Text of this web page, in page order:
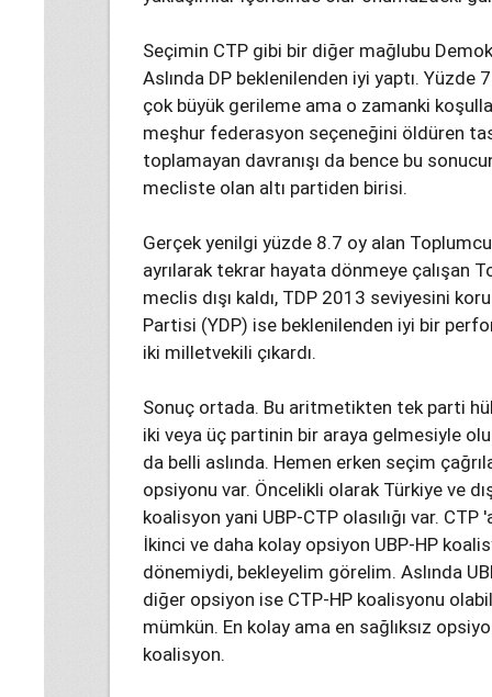
Seçimin CTP gibi bir diğer mağlubu
Aslında DP beklenilenden iyi yaptı.
çok büyük gerileme ama o zamanki
meşhur federasyon seçeneğini öldüren
toplamayan davranışı da bence bu
mecliste olan altı partiden birisi.
Gerçek yenilgi yüzde 8.7 oy alan
ayrılarak tekrar hayata dönmeye çalışan
meclis dışı kaldı, TDP 2013 seviyesini
Partisi (YDP) ise beklenilenden iyi bir
iki milletvekili çıkardı.
Sonuç ortada. Bu aritmetikten tek parti
iki veya üç partinin bir araya gelmesiyle
da belli aslında. Hemen erken seçim
opsiyonu var. Öncelikli olarak Türkiye ve
koalisyon yani UBP-CTP olasılığı var.
İkinci ve daha kolay opsiyon UBP-HP
dönemiydi, bekleyelim görelim. Aslında
diğer opsiyon ise CTP-HP koalisyonu
mümkün. En kolay ama en sağlıksız
koalisyon.